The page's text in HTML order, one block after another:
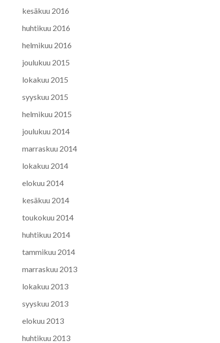
kesäkuu 2016
huhtikuu 2016
helmikuu 2016
joulukuu 2015
lokakuu 2015
syyskuu 2015
helmikuu 2015
joulukuu 2014
marraskuu 2014
lokakuu 2014
elokuu 2014
kesäkuu 2014
toukokuu 2014
huhtikuu 2014
tammikuu 2014
marraskuu 2013
lokakuu 2013
syyskuu 2013
elokuu 2013
huhtikuu 2013